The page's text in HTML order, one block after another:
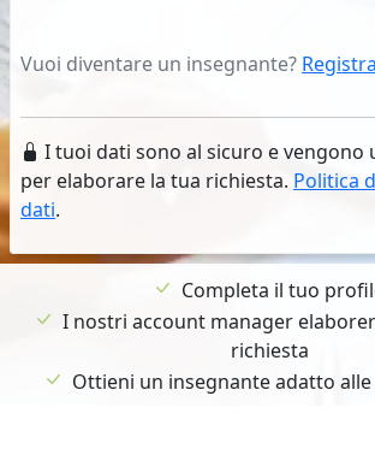
Vuoi diventare un insegnante?
I tuoi dati sono al sicuro e vengono
per elaborare la tua richiesta. Politica
dati.
Completa il tuo
I nostri account manager
richiesta
Ottieni un insegnante adatto alle